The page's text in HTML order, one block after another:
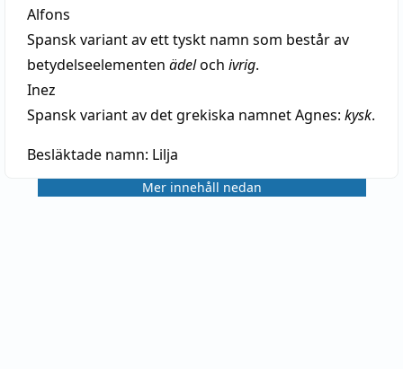
Alfons
Spansk variant av ett tyskt namn som består av
betydelseelementen ädeloch ivrig.
Inez
Spansk variant av det grekiska namnet Agnes: kysk.
Besläktade namn: Lilja
Mer innehåll nedan